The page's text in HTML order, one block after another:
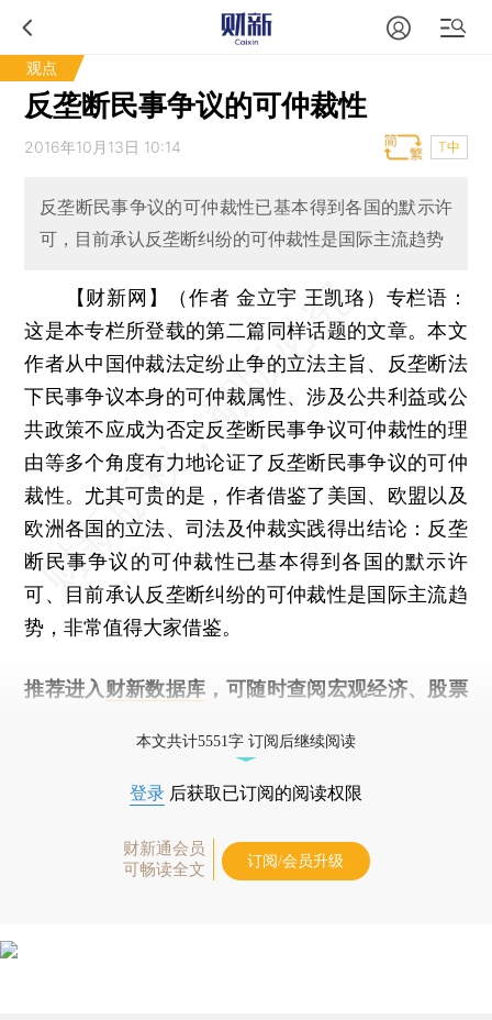
观点
反垄断民事争议的可仲裁性
2016年10月13日 10:14 T中
反垄断民事争议的可仲裁性已基本得到各国的默示许
可，目前承认反垄断纠纷的可仲裁性是国际主流趋势
【财新网】（作者 金立宇 王凯珞） 专栏语：
这是本专栏所登载的第二篇同样话题的文章。本文
作者从中国仲裁法定纷止争的立法主旨、反垄断法
下民事争议本身的可仲裁属性、涉及公共利益或公
共政策不应成为否定反垄断民事争议可仲裁性的理
由等多个角度有力地论证了反垄断民事争议的可仲
裁性。尤其可贵的是，作者借鉴了美国、欧盟以及
欧洲各国的立法、司法及仲裁实践得出结论：反垄
断民事争议的可仲裁性已基本得到各国的默示许
可、目前承认反垄断纠纷的可仲裁性是国际主流趋
势，非常值得大家借鉴。
推荐进入 财新数据库 ，可随时查阅宏观经济、股票
本文共计5551字 订阅后继续阅读
登录 后获取已订阅的阅读权限
财新通会员
可畅读全文
订阅/会员升级